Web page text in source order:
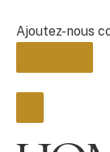
Ajoutez-nous